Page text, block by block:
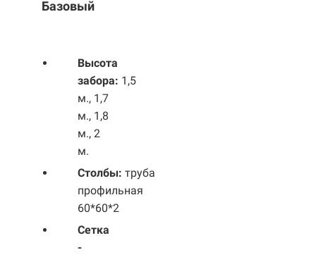
Базовый
Высота
забора: 1,5
м., 1,7
м., 1,8
м., 2
м.
Столбы: труба
профильная
60*60*2
Сетка
-